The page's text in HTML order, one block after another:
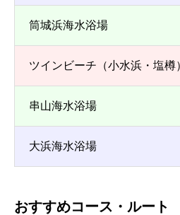
筒城浜海水浴場
ツインビーチ（小水浜・塩樽
串山海水浴場
大浜海水浴場
おすすめコース・ルート